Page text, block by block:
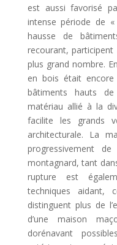
est aussi favorisé
intense période de
hausse de
recourant,
plus grand nombre.
en bois était encore
bâtiments hauts
matériau allié à la
facilite les grands
architecturale. La
progressivement
montagnard, tant
rupture est
techniques aidant,
distinguent plus de
d’une maison
dorénavant